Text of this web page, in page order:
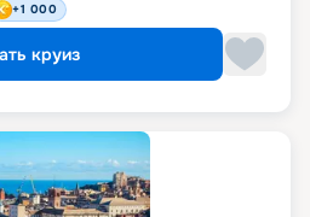
+1 000
круиз